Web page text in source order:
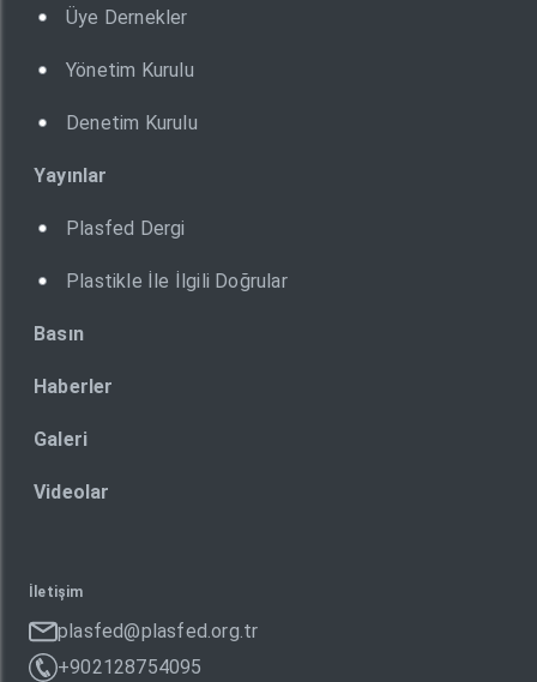
Üye Dernekler
Yönetim Kurulu
Denetim Kurulu
Yayınlar
Plasfed Dergi
Plastikle İle İlgili Doğrular
Basın
Haberler
Galeri
Videolar
İletişim
plasfed@plasfed.org.tr
+902128754095